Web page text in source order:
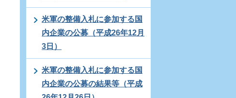
米軍の整備入札に参加する国
内企業の公募（平成26年12月
3日）
米軍の整備入札に参加する国
内企業の公募の結果等（平成